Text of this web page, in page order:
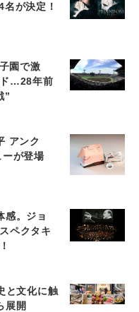
が決定！
園で激
…28年前
”
アンク
ーが登場
感。ジョ
ペクタキ
と文化に触
展開